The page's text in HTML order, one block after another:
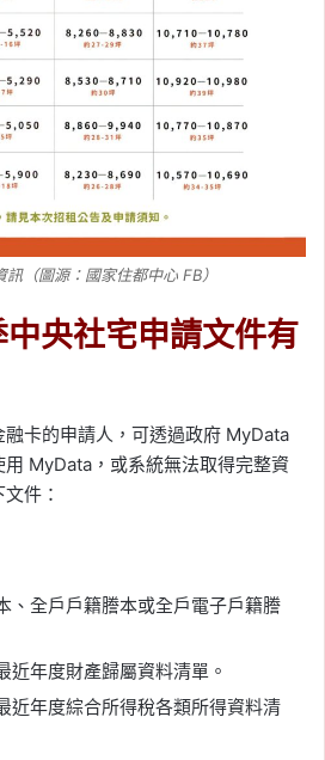
（圖源：國家住都中心 FB）
央社宅申請文件有
卡的申請人，可透過政府 MyData
MyData，或系統無法取得完整資
件：
、全戶戶籍謄本或全戶電子戶籍謄
近年度財產歸屬資料清單。
近年度綜合所得稅各類所得資料清